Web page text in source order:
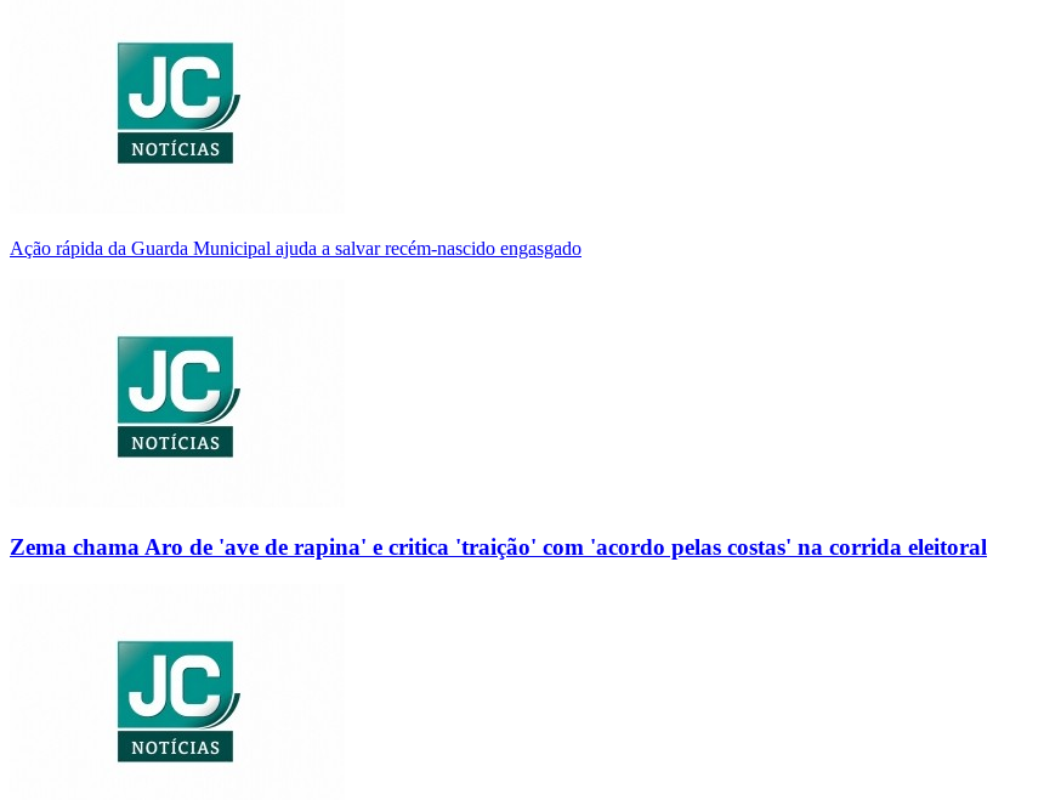
Ação rápida da Guarda Municipal ajuda a salvar recém-nascido engasgado
Zema chama Aro de 'ave de rapina' e critica 'traição' com 'acordo pelas costas' na corrida eleitoral